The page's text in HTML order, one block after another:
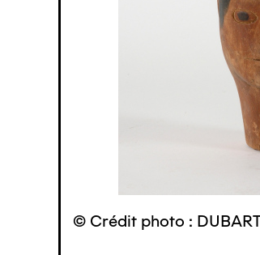
© Crédit photo :